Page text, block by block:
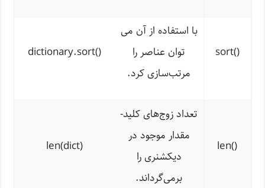
()
sort
با استفاده از آن می
توان عناصر را
مرتب‌سازی کرد.
()
dictionary.sort
()
len
تعداد زوج‌های کلید-
مقدار موجود در
دیکشنری را
برمی‌گرداند.
len(dict)